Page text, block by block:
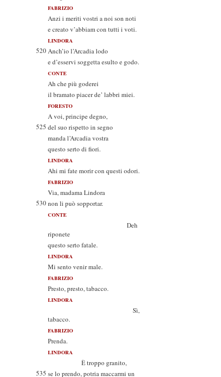
FABRIZIO
Anzi i meriti vostri a noi son noti
e creato v’abbiam con tutti i voti.
LINDORA
520Anch’io l’Arcadia lodo
e d’esservi soggetta esulto e godo.
CONTE
Ah che più goderei
il bramato piacer de’ labbri miei.
FORESTO
A voi, principe degno,
525 del suo rispetto in segno
manda l’Arcadia vostra
questo serto di fiori.
LINDORA
Ahi mi fate morir con questi odori.
FABRIZIO
Via, madama Lindora
530non li può sopportar.
CONTE
Deh
riponete
questo serto fatale.
LINDORA
Mi sento venir male.
FABRIZIO
Presto, presto, tabacco.
LINDORA
Sì,
tabacco.
FABRIZIO
Prenda.
LINDORA
È troppo granito,
535 se lo prendo, potria maccarmi un